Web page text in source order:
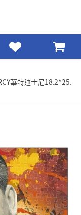
華特迪士尼18.2*25.